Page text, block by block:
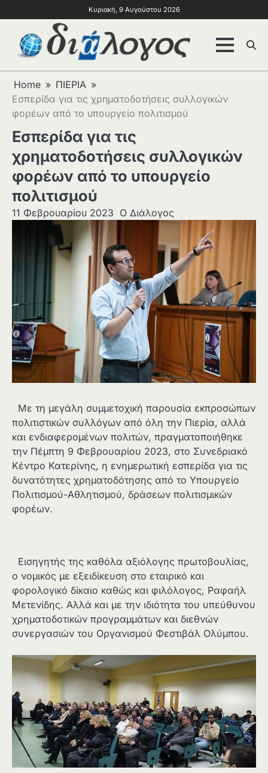
Κυριακή, 9 Αυγούστου 2026
Home
ΠΙΕΡΙΑ
Εσπερίδα για τις χρηματοδοτήσεις συλλογικών
φορέων από το υπουργείο πολιτισμού
Εσπερίδα για τις
χρηματοδοτήσεις συλλογικών
φορέων από το υπουργείο
πολιτισμού
11 Φεβρουαρίου 2023 Ο Διάλογος
Με τη μεγάλη συμμετοχική παρουσία εκπροσώπων
πολιτιστικών συλλόγων από όλη την Πιερία, αλλά
και ενδιαφερομένων πολιτών, πραγματοποιήθηκε
την Πέμπτη 9 Φεβρουαρίου 2023, στο Συνεδριακό
Κέντρο Κατερίνης, η ενημερωτική εσπερίδα για τις
δυνατότητες χρηματοδότησης από το Υπουργείο
Πολιτισμού-Αθλητισμού, δράσεων πολιτισμικών
φορέων.
Εισηγητής της καθόλα αξιόλογης πρωτοβουλίας,
ο νομικός με εξειδίκευση στο εταιρικό και
φορολογικό δίκαιο καθώς και φιλόλογος, Ραφαήλ
Μετενίδης. Αλλά και με την ιδιότητα του υπεύθυνου
χρηματοδοτικών προγραμμάτων και διεθνών
συνεργασιών του Οργανισμού Φεστιβάλ Ολύμπου.